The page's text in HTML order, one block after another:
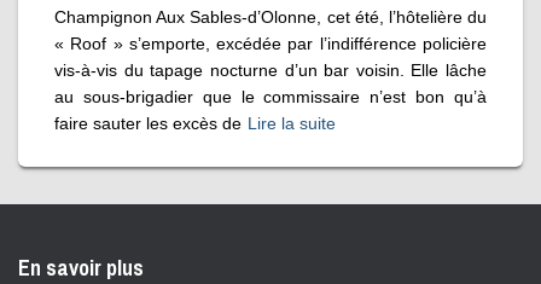
Champignon Aux Sables‑d’Olonne, cet été, l’hôtelière du
« Roof » s’emporte, excédée par l’indifférence policière
vis-à-vis du tapage nocturne d’un bar voisin. Elle lâche
au sous-brigadier que le commissaire n’est bon qu’à
faire sauter les excès de Lire la suite
En savoir plus